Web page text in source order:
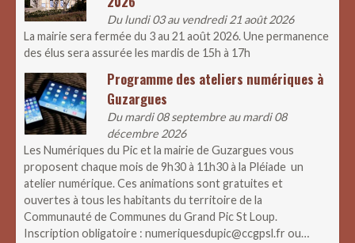
Du lundi 03 au vendredi 21 août 2026
La mairie sera fermée du 3 au 21 août 2026. Une permanence
des élus sera assurée les mardis de 15h à 17h
Programme des ateliers numériques à
Guzargues
Du mardi 08 septembre au mardi 08
décembre 2026
Les Numériques du Pic et la mairie de Guzargues vous
proposent chaque mois de 9h30 à 11h30 à la Pléiade un
atelier numérique. Ces animations sont gratuites et
ouvertes à tous les habitants du territoire de la
Communauté de Communes du Grand Pic St Loup.
Inscription obligatoire : numeriquesdupic@ccgpsl.fr ou…